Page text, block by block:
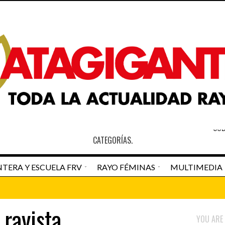
CATEGORÍAS.
Y ESCUELA FRV RAYO FÉMINAS MULTIMEDIA
YOU ARE